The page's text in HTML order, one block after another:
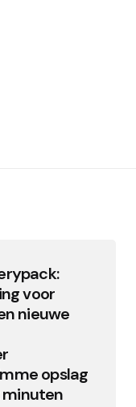
voor
nieuwe
opslag
minuten